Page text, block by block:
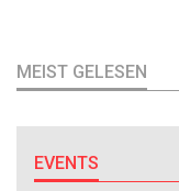
MEIST GELESEN
EVENTS